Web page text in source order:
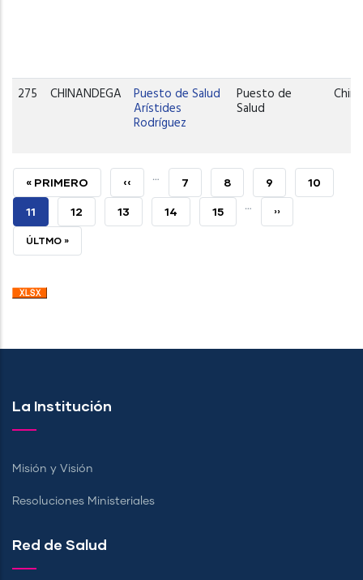
275 CHINANDEGA Puesto de Salud
Arístides
Rodríguez
Puesto de
Salud
PRIMERA
PÁGINA
« PRIMERO
PÁGINA
ANTERIOR
‹‹ … PAGE
7 PAGE
8 PAGE
9 PAGE
10
PÁGINA
ACTUAL
11 PAGE
12 PAGE
13 PAGE
14 PAGE
15 … SIGUIENTE
››
ÚLTIMA
ÚLTMO »
La Institución
Misión y Visión
Resoluciones Ministeriales
Red de Salud